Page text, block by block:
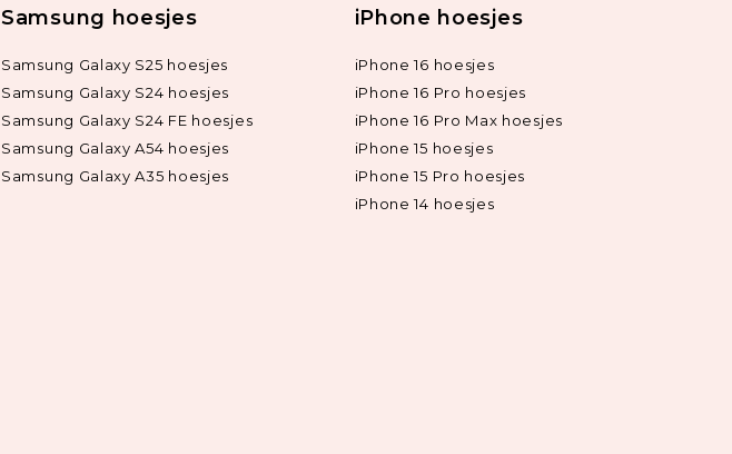
Samsung hoesjes
Samsung Galaxy S25 hoesjes
Samsung Galaxy S24 hoesjes
Samsung Galaxy S24 FE hoesjes
Samsung Galaxy A54 hoesjes
Samsung Galaxy A35 hoesjes
iPhone hoesjes
iPhone 16 hoesjes
iPhone 16 Pro hoesjes
iPhone 16 Pro Max hoesjes
iPhone 15 hoesjes
iPhone 15 Pro hoesjes
iPhone 14 hoesjes